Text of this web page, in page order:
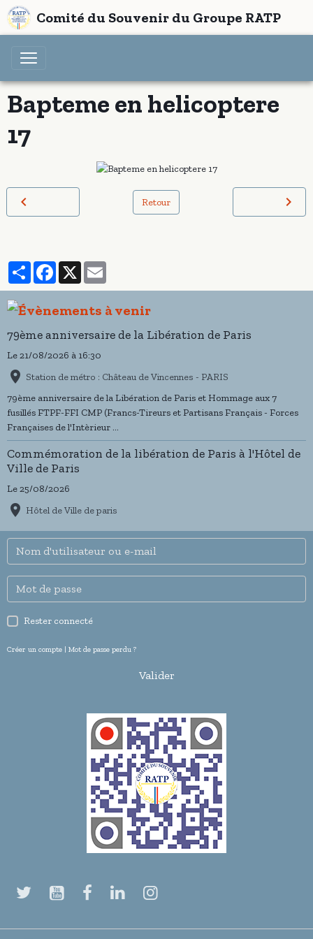
Comité du Souvenir du Groupe RATP
Bapteme en helicoptere
17
Retour
PartagerFacebook
X
79ème anniversaire de la Libération de Paris
Le 21/08/2026 à 16:30
Station de métro : Château de Vincennes - PARIS
79ème anniversaire de la Libération de Paris et Hommage aux 7
fusillés FTPF-FFI CMP (Francs-Tireurs et Partisans Français - Forces
Françaises de l'Intèrieur ...
Commémoration de la libération de Paris à l'Hôtel de
Ville de Paris
Le 25/08/2026
Hôtel de Ville de paris
Rester connecté
Créer un compte | Mot de passe perdu ?
Valider